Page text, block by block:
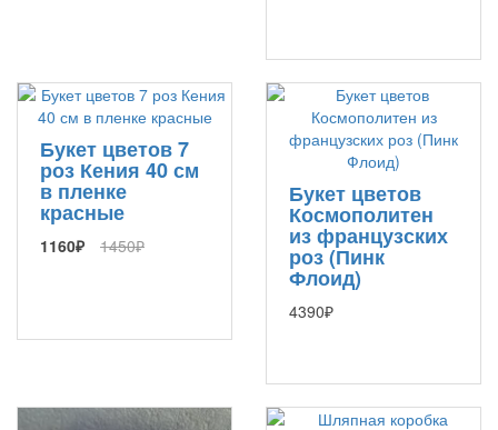
Букет цветов 7
роз Кения 40 см
в пленке
красные
1160₽ 1450₽
Букет цветов
Космополитен
из французских
роз (Пинк
Флоид)
4390₽